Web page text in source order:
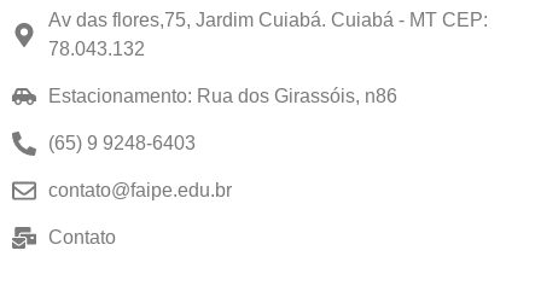
Av das flores,75, Jardim Cuiabá. Cuiabá - MT CEP:
78.043.132
Estacionamento: Rua dos Girassóis, n86
(65) 9 9248-6403
contato@faipe.edu.br
Contato